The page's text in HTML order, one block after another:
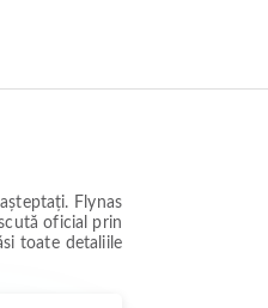
Flynas
oficial prin
toate detaliile